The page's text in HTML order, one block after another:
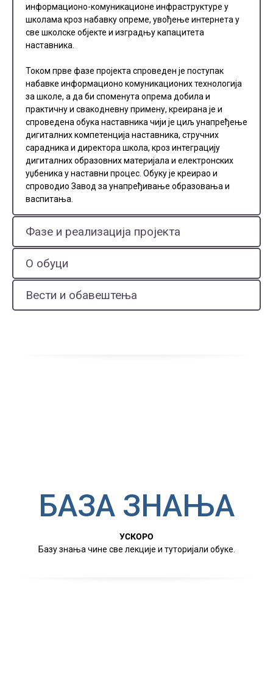
информационо-комуникационе инфраструктуре у
школама кроз набавку опреме, увођење интернета у
све школске објекте и изградњу капацитета
наставника.
Током прве фазе пројекта спроведен је поступак
набавке информационо комуникационих технологија
за школе, а да би споменута опрема добила и
практичну и свакодневну примену, креирана је и
спроведена обука наставника чији је циљ унапређење
дигиталних компетенција наставника, стручних
сарадника и директора школа, кроз интеграцију
дигиталних образовних материјала и електронских
уџбеника у наставни процес. Обуку је креирао и
спроводио Завод за унапређивање образовања и
васпитања.
Фазе и реализација пројекта
О обуци
Вести и обавештења
БАЗА ЗНАЊА
УСКОРО
Базу знања чине све лекције и туторијали обуке.